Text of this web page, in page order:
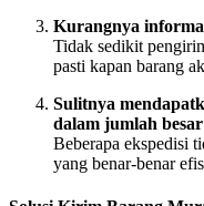
Kurangnya
Tidak sedikit
pasti kapan barang
Sulitnya
dalam jumlah besar
Beberapa ekspedisi
yang benar-benar